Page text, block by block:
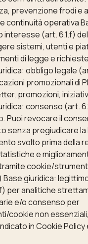
prevenzione frodi e
continuità operativa
interesse (art. 6.1.f)
sistemi, utenti e
di legge e
obbligo legale
promozionali di
promozioni,
consenso (art.
Puoi revocare il
senza pregiudicare la
svolto prima della
e
cookie/
Base giuridica:
per analitiche
e/o consenso per
cookie non
in Cookie Policy